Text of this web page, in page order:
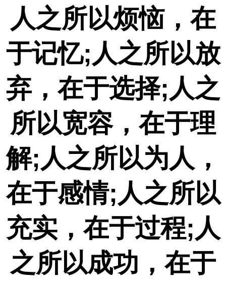
人之所以烦恼，在
于记忆;人之所以放
弃，在于选择;人之
所以宽容，在于理
解;人之所以为人，
在于感情;人之所以
充实，在于过程;人
之所以成功，在于